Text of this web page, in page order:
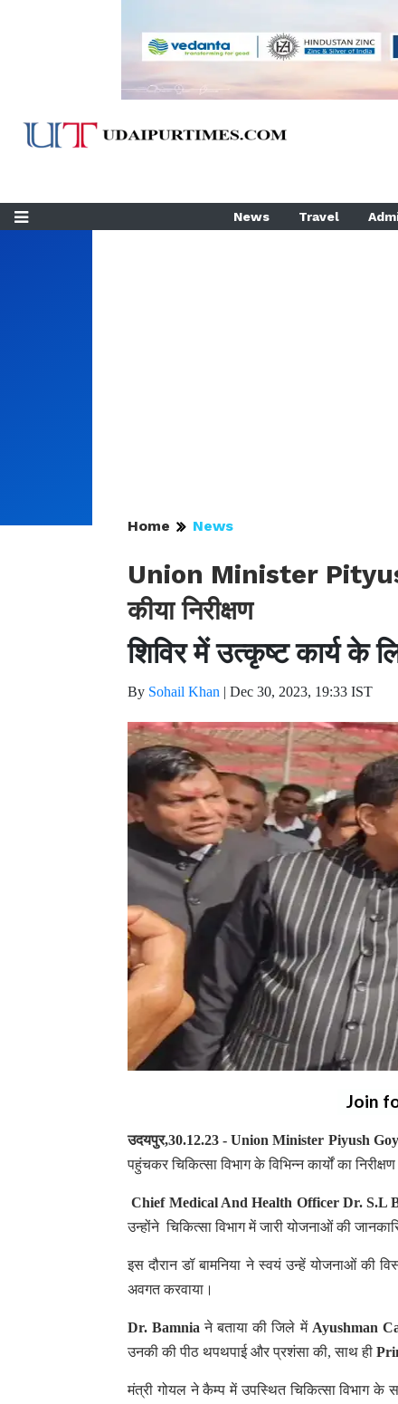
News Travel
Home News
Union Minister Pityush
कीया निरीक्षण
शिविर में उत्कृष्ट कार्य के
By Sohail Khan | Dec 30, 2023, 19:33 IST
Join
उदयपुर,30.12.23 - Union Minister Piyush
पहुंचकर चिकित्सा विभाग के विभिन्न कार्यों का
Chief Medical And Health OfficerDr. S.L
उन्होंने चिकित्सा विभाग में जारी योजनाओं की
इस दौरान डॉ बामनिया ने स्वयं उन्हें योजनाओं की
अवगत करवाया।
Dr. Bamniaने बताया की जिले में Ayushman
उनकी की पीठ थपथपाई और प्रशंसा की, साथ ही
मंत्री गोयल ने कैम्प में उपस्थित चिकित्सा विभाग के